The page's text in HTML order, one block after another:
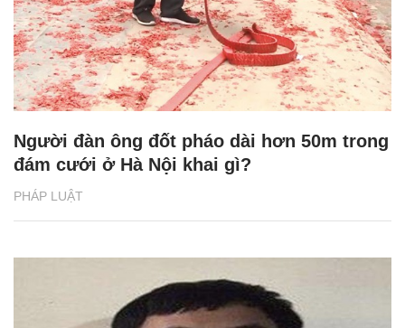
PHÁP LUẬT
Người đàn ông đốt pháo dài hơn 50m trong
đám cưới ở Hà Nội khai gì?